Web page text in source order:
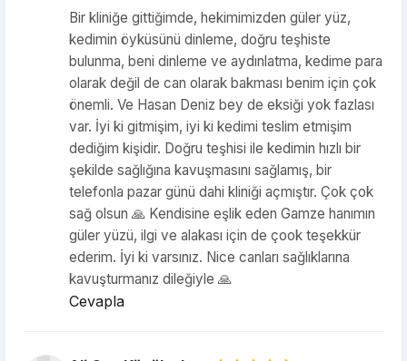
Bir kliniğe gittiğimde, hekimimizden güler yüz,
kedimin öyküsünü dinleme, doğru teşhiste
bulunma, beni dinleme ve aydınlatma, kedime para
olarak değil de can olarak bakması benim için çok
önemli. Ve Hasan Deniz bey de eksiği yok fazlası
var. İyi ki gitmişim, iyi ki kedimi teslim etmişim
dediğim kişidir. Doğru teşhisi ile kedimin hızlı bir
şekilde sağlığına kavuşmasını sağlamış, bir
telefonla pazar günü dahi kliniği açmıştır. Çok çok
sağ olsun 🙏 Kendisine eşlik eden Gamze hanımın
güler yüzü, ilgi ve alakası için de çook teşekkür
ederim. İyi ki varsınız. Nice canları sağlıklarına
kavuşturmanız dileğiyle 🙏
Cevapla